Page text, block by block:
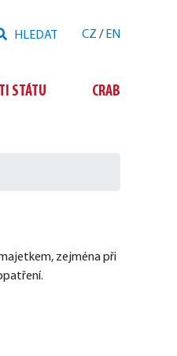
Odeslat CZ / EN
STÁTU CRAB
zejména při